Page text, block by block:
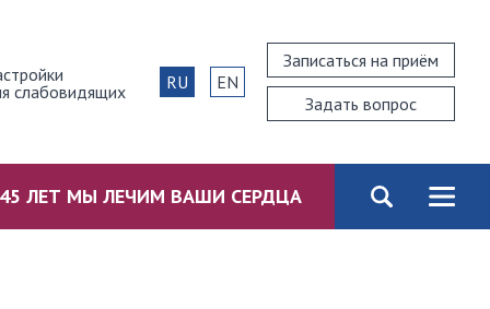
слабовидящих
Записаться на приём
Задать вопрос
RU EN
45 ЛЕТ МЫ ЛЕЧИМ ВАШИ СЕРДЦА